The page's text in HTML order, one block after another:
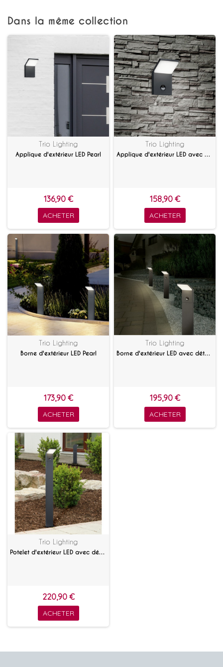
Dans la même collection
Trio Lighting
Applique d'extérieur LED Pearl
136,90 €
ACHETER
Trio Lighting
Applique d'extérieur LED avec détecteur Pearl
158,90 €
ACHETER
Trio Lighting
Borne d'extérieur LED Pearl
173,90 €
ACHETER
Trio Lighting
Borne d'extérieur LED avec détecteur Pearl
195,90 €
ACHETER
Trio Lighting
Potelet d'extérieur LED avec détecteur Pearl
220,90 €
ACHETER